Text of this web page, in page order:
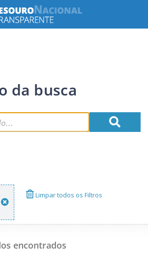
da busca
Limpar todos os Filtros
encontrados